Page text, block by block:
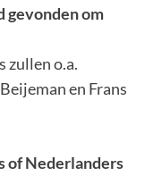
gevonden om
zullen o.a.
en Frans
of Nederlanders